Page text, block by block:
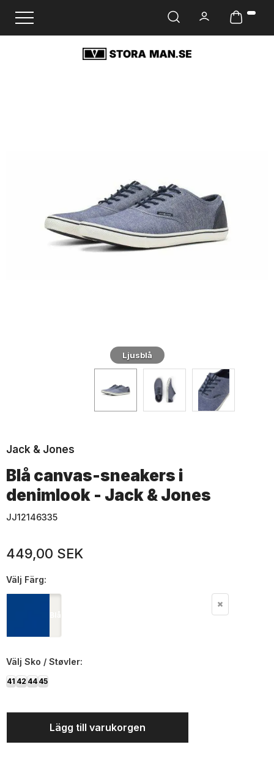
Ändra navigering
Ljusblå
Jack & Jones
Blå canvas-sneakers i
denimlook - Jack & Jones
JJ12146335
449,00 SEK
Välj Färg:
Blå
Välj Sko / Støvler:
41 42 44 45
Lägg till varukorgen